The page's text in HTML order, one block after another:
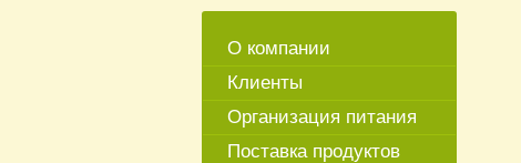
О компании
Клиенты
Организация питания
Поставка продуктов